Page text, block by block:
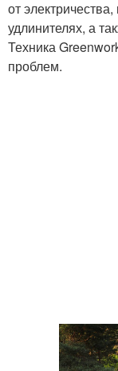
от
удлинителях, а
Техника
проблем.